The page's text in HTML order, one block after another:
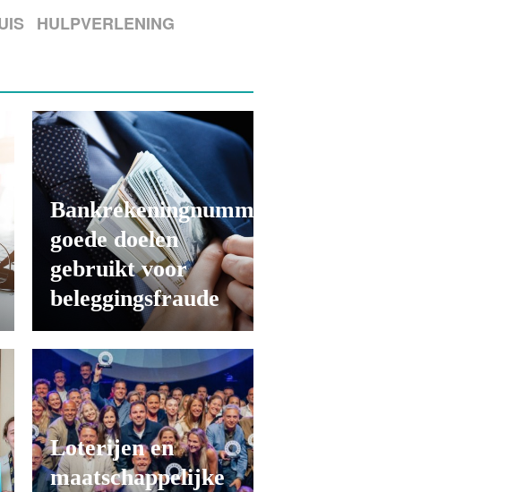
HULPVERLENING
Bankrekeningnummers
goede doelen
gebruikt voor
beleggingsfraude
Loterijen en
maatschappelijke